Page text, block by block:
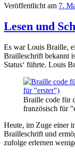
Veröffentlicht am 7.
Lesen und
Es war Louis Braille,
Brailleschrift bekannt
Status‘ führte. Louis
Braille code
französisch für
Heute, im Zuge einer
Brailleschrift und
zufolge erlernen